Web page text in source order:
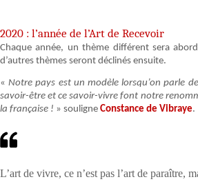
2020 : l’année de l’Art de Recevoir
Chaque année, un thème différent sera
d’autres thèmes seront déclinés ensuite.
«Notre pays est un modèle lorsqu’on parle
savoir-être et ce savoir-vivre font notre
la française ! » souligne Constance de Vibraye.
L’art de vivre, ce n’est pas l’art de paraître,